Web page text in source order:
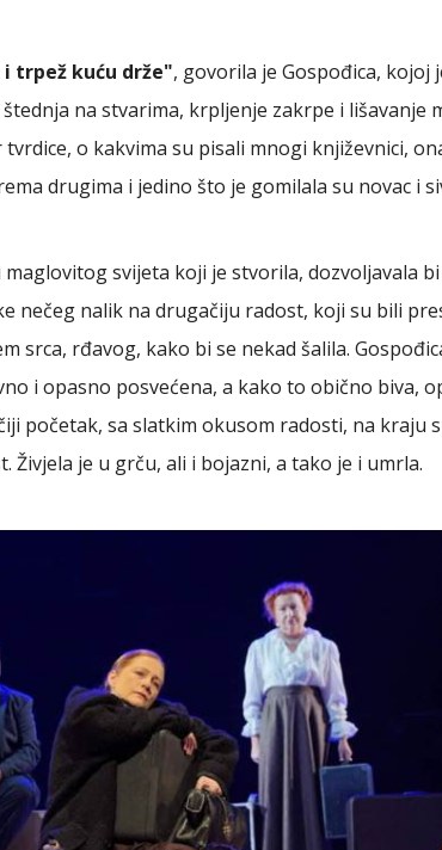
i trpež kuću drže", govorila je Gospođica,
štednja na stvarima, krpljenje zakrpe i lišavanje
o kakvima su pisali mnogi književnici,
drugima i jedino što je gomilala su novac i
maglovitog svijeta koji je stvorila, dozvoljavala
nečeg nalik na drugačiju radost, koji su bili
srca, rđavog, kako bi se nekad šalila.
i opasno posvećena, a kako to obično biva,
početak, sa slatkim okusom radosti, na kraju
Živjela je u grču, ali i bojazni, a tako je i umrla.